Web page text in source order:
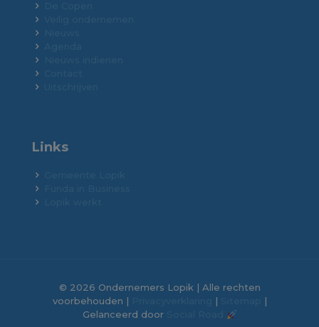
Links
© 2026 Ondernemers Lopik | Alle rechten
voorbehouden |
|
|
Gelanceerd door